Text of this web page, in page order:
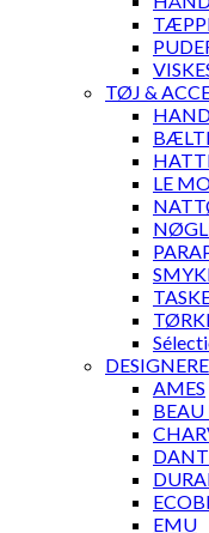
TØJ &
LE
DESIGNERE
AMES
EMU